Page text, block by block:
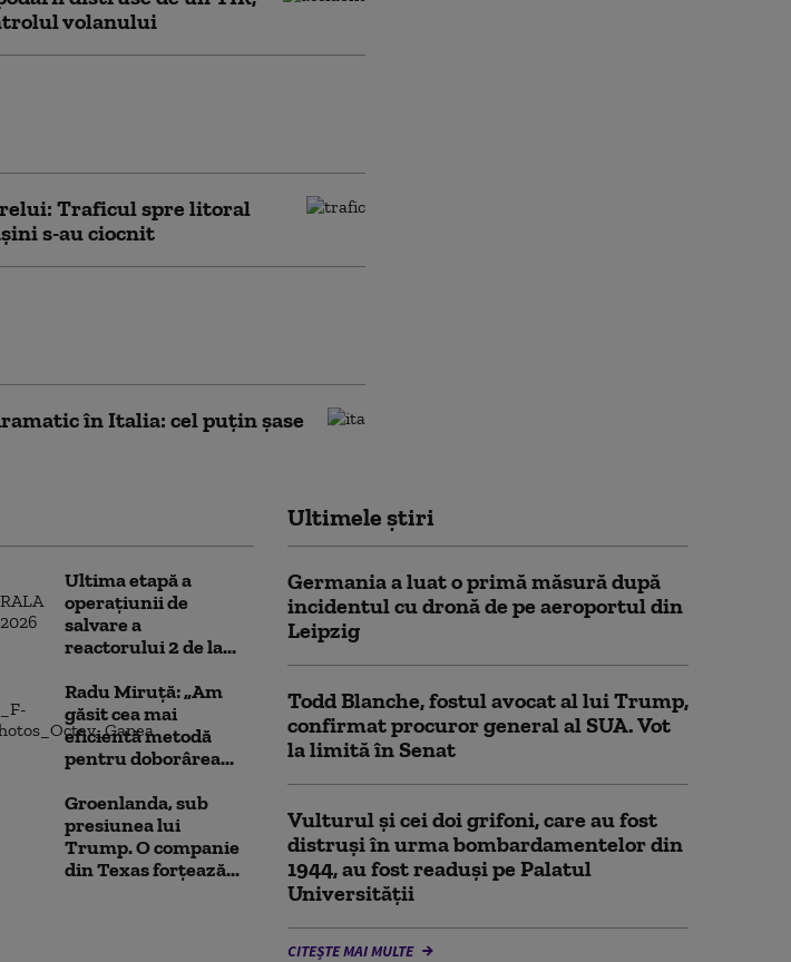
volanului
Traficul spre litoral
s-au ciocnit
în Italia: cel puțin șase
Ultima etapă a
operațiunii de
salvare a
reactorului 2 de la...
Radu Miruță: „Am
găsit cea mai
eficientă metodă
pentru doborârea...
Groenlanda, sub
presiunea lui
Trump. O companie
din Texas forțează...
Ultimele știri
Germania a luat o primă măsură după
incidentul cu dronă de pe aeroportul din
Leipzig
Todd Blanche, fostul avocat al lui Trump,
confirmat procuror general al SUA. Vot
la limită în Senat
Vulturul şi cei doi grifoni, care au fost
distruşi în urma bombardamentelor din
1944, au fost readuși pe Palatul
Universității
CITEȘTE MAI MULTE